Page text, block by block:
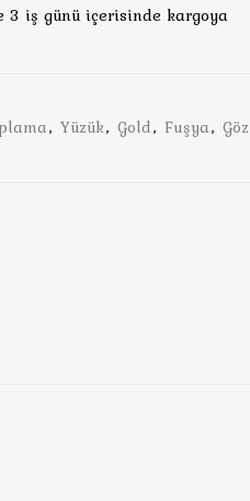
3 iş günü içerisinde kargoya
, Yüzük, Gold, Fuşya, Göz